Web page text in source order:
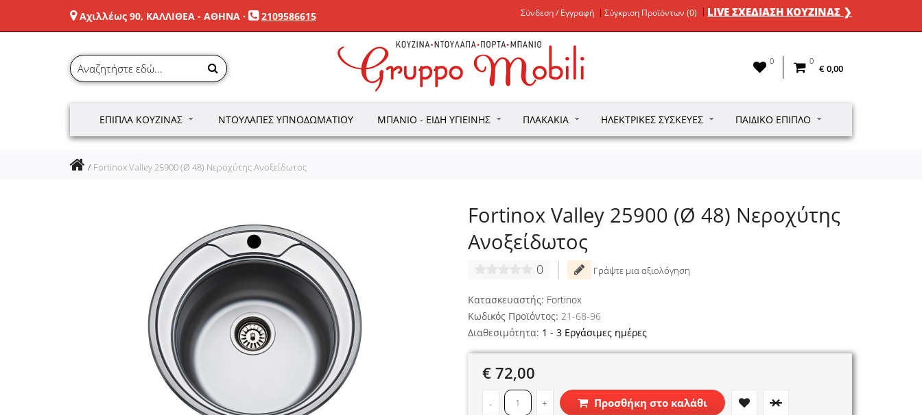
Αχιλλέως 90, ΚΑΛΛΙΘΕΑ - ΑΘΗΝΑ · 2109586615 Σύνδεση / Εγγραφή Σύγκριση Προϊόντων (0) LIVE ΣΧΕΔΙΑΣΗ ΚΟΥΖΙΝΑΣ ❯
0 0
€ 0,00
ΈΠΙΠΛΑ ΚΟΥΖΊΝΑΣ ΝΤΟΥΛΆΠΕΣ ΥΠΝΟΔΩΜΑΤΊΟΥ ΜΠΆΝΙΟ - ΕΊΔΗ ΥΓΙΕΙΝΉΣ ΠΛΑΚΆΚΙΑ ΗΛΕΚΤΡΙΚΈΣ ΣΥΣΚΕΥΈΣ ΠΑΙΔΙΚΌ ΈΠΙΠΛΟ
Fortinox Valley 25900 (Ø 48) Νεροχύτης Ανοξείδωτος
Fortinox Valley 25900 (Ø 48) Νεροχύτης
Ανοξείδωτος
0 Γράψτε μια αξιολόγηση
Κατασκευαστής: Fortinox
Κωδικός Προϊόντος: 21-68-96
Διαθεσιμότητα: 1 - 3 Εργάσιμες ημέρες
€ 72,00
- + Προσθήκη στο καλάθι